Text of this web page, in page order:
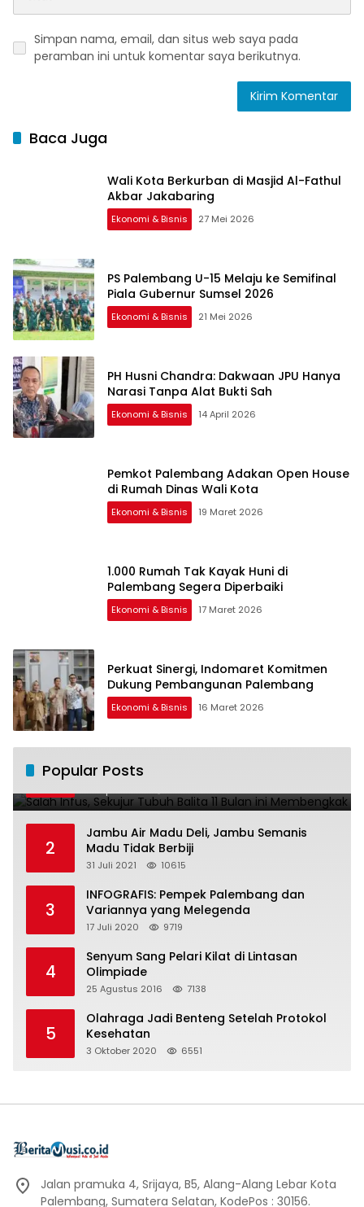
Simpan nama, email, dan situs web saya pada
peramban ini untuk komentar saya berikutnya.
Baca Juga
Wali Kota Berkurban di Masjid Al-Fathul
Akbar Jakabaring
Ekonomi & Bisnis 27 Mei 2026
PS Palembang U-15 Melaju ke Semifinal
Piala Gubernur Sumsel 2026
Ekonomi & Bisnis 21 Mei 2026
PH Husni Chandra: Dakwaan JPU Hanya
Narasi Tanpa Alat Bukti Sah
Ekonomi & Bisnis 14 April 2026
Pemkot Palembang Adakan Open House
di Rumah Dinas Wali Kota
Ekonomi & Bisnis 19 Maret 2026
1.000 Rumah Tak Kayak Huni di
Palembang Segera Diperbaiki
Ekonomi & Bisnis 17 Maret 2026
Perkuat Sinergi, Indomaret Komitmen
Dukung Pembangunan Palembang
Ekonomi & Bisnis 16 Maret 2026
Popular Posts
1
ini Membengkak
2
Jambu Air Madu Deli, Jambu Semanis
Madu Tidak Berbiji
31 Juli 2021 10615
3
INFOGRAFIS: Pempek Palembang dan
Variannya yang Melegenda
17 Juli 2020 9719
4
Senyum Sang Pelari Kilat di Lintasan
Olimpiade
25 Agustus 2016 7138
5
Olahraga Jadi Benteng Setelah Protokol
Kesehatan
3 Oktober 2020 6551
Jalan pramuka 4, Srijaya, B5, Alang-Alang Lebar Kota
Palembang, Sumatera Selatan, KodePos : 30156.